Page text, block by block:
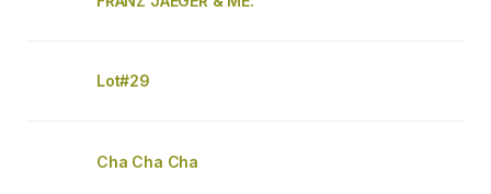
Lot#29
Cha Cha Cha